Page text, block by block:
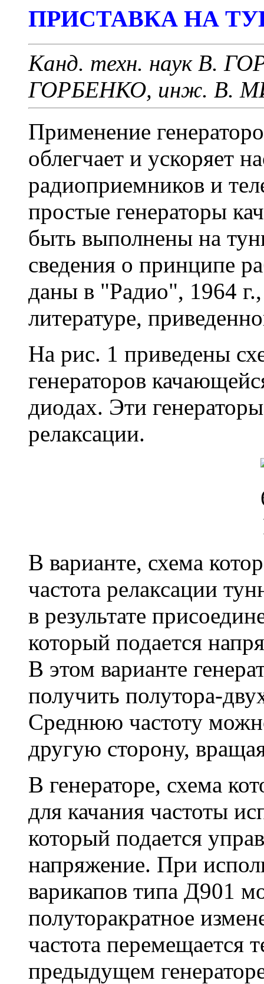
ПРИСТАВКА НА
Канд. техн. наук В.
ГОРБЕНКО, инж. В.
Применение
облегчает и ускоряет
радиоприемников и
простые генераторы
быть выполнены на
сведения о принципе
даны в "Радио", 1964
литературе,
На рис. 1 приведены
генераторов
диодах. Эти
релаксации.
В варианте, схема
частота релаксации
в результате
который подается
В этом варианте
получить полутора-
Среднюю частоту
другую сторону,
В генераторе, схема
для качания частоты
который подается
напряжение. При
варикапов типа Д901
полуторакратное
частота перемещается
предыдущем